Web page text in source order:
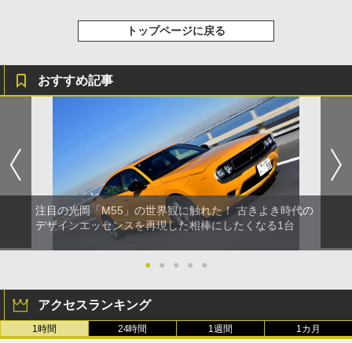
トップページに戻る
おすすめ記事
注目の光岡「M55」の世界観に触れた！ 古きよき時代の
デザインエッセンスを再現した相棒にしたくなる1台
● ● ● ● ●
アクセスランキング
1時間 24時間 1週間 1カ月